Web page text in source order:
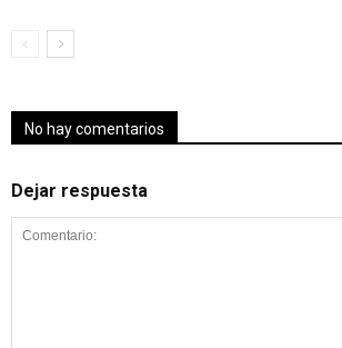
No hay comentarios
Dejar respuesta